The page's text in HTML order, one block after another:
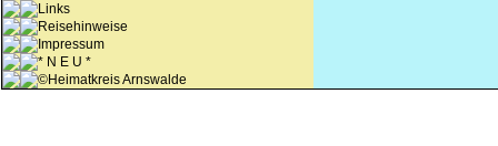
Links
Reisehinweise
Impressum
* N E U *
©Heimatkreis Arnswalde